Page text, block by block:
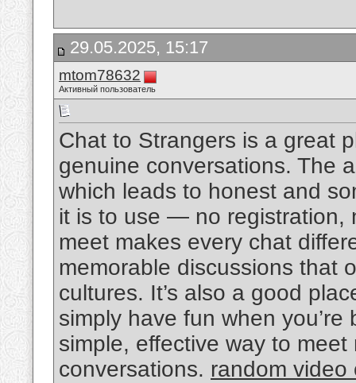
29.05.2025, 15:17
mtom78632
Активный пользователь
Chat to Strangers is a great
genuine conversations. The
which leads to honest and
it is to use — no registration,
meet makes every chat
memorable discussions that
cultures. It’s also a good
simply have fun when
simple, effective way to
conversations. random video